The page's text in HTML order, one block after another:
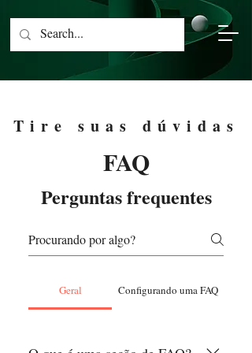
Tire suas dúvidas
FAQ
Perguntas frequentes
Geral Configurando uma FAQ